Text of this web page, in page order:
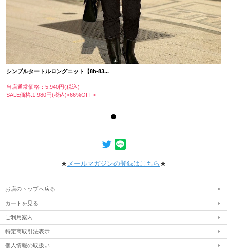
シンプルタートルロングニット【8h-83...
当店通常価格：5,940円(税込)
SALE価格:1,980円(税込)<66%OFF>
★ メールマガジンの登録はこちら ★
お店のトップへ戻る
カートを見る
ご利用案内
特定商取引法表示
個人情報の取扱い